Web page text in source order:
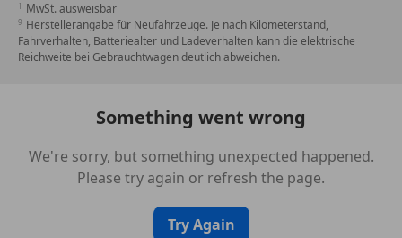
8 Lautsprecher
Adaptives Bremslicht
Außenspiegel asphärisch, links
Blinkleuchten LED in Außenspiegel integriert
Dachhimmel Stoff
Frontscheibe Akustikglas
Gepäckraumabdeckung / Rollo
Gepäckraumboden doppelt und herausnehmbar
MwSt. ausweisbar
Herstellerangabe für Neufahrzeuge. Je nach Kilometerstand,
Fahrverhalten, Batteriealter und Ladeverhalten kann die elektrische
Reichweite bei Gebrauchtwagen deutlich abweichen.
Something went wrong
We're sorry, but something unexpected happened.
Please try again or refresh the page.
Try Again